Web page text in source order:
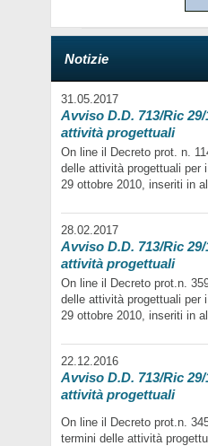
Notizie
31.05.2017
Avviso D.D. 713/Ric
attività progettuali
On line il Decreto prot. n.
delle attività progettuali per
29 ottobre 2010, inseriti in
28.02.2017
Avviso D.D. 713/Ric
attività progettuali
On line il Decreto prot.n.
delle attività progettuali per
29 ottobre 2010, inseriti in
22.12.2016
Avviso D.D. 713/Ric
attività progettuali
On line il Decreto prot.n.
termini delle attività